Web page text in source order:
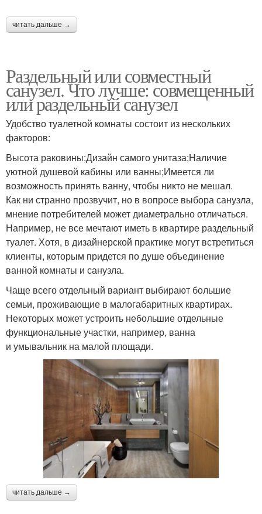
читать дальше →
Раздельный или совместный
санузел. Что лучше: совмещенный
или раздельный санузел
Удобство туалетной комнаты состоит из нескольких
факторов:
Высота раковины;Дизайн самого унитаза;Наличие
уютной душевой кабины или ванны;Имеется ли
возможность принять ванну, чтобы никто не мешал.
Как ни странно прозвучит, но в вопросе выбора санузла,
мнение потребителей может диаметрально отличаться.
Например, не все мечтают иметь в квартире раздельный
туалет. Хотя, в дизайнерской практике могут встретиться
клиенты, которым придется по душе объединение
ванной комнаты и санузла.
Чаще всего отдельный вариант выбирают большие
семьи, проживающие в малогабаритных квартирах.
Некоторых может устроить небольшие отдельные
функциональные участки, например, ванна
и умывальник на малой площади.
читать дальше →